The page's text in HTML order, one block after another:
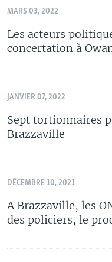
MARS 03, 2022
Les acteurs
concertation à
JANVIER 07, 2022
Sept tortionnaires
Brazzaville
DÉCEMBRE 10, 2021
A Brazzaville, les
des policiers, le